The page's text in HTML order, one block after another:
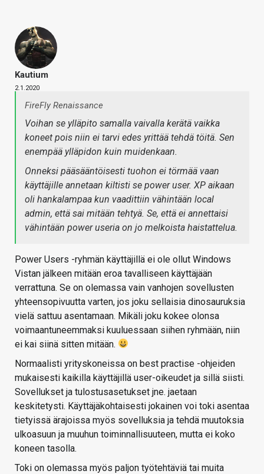
Kautium
2.1.2020
FireFly Renaissance
Voihan se ylläpito samalla vaivalla kerätä vaikka
koneet pois niin ei tarvi edes yrittää tehdä töitä. Sen
enempää ylläpidon kuin muidenkaan.
Onneksi pääsääntöisesti tuohon ei törmää vaan
käyttäjille annetaan kiltisti se power user. XP aikaan
oli hankalampaa kun vaadittiin vähintään local
admin, että sai mitään tehtyä. Se, että ei annettaisi
vähintään power useria on jo melkoista haistattelua.
Power Users -ryhmän käyttäjillä ei ole ollut Windows
Vistan jälkeen mitään eroa tavalliseen käyttäjään
verrattuna. Se on olemassa vain vanhojen sovellusten
yhteensopivuutta varten, jos joku sellaisia dinosauruksia
vielä sattuu asentamaan. Mikäli joku kokee olonsa
voimaantuneemmaksi kuuluessaan siihen ryhmään, niin
ei kai siinä sitten mitään.
Normaalisti yrityskoneissa on best practise -ohjeiden
mukaisesti kaikilla käyttäjillä user-oikeudet ja sillä siisti.
Sovellukset ja tulostusasetukset jne. jaetaan
keskitetysti. Käyttäjäkohtaisesti jokainen voi toki asentaa
tietyissä ärajoissa myös sovelluksia ja tehdä muutoksia
ulkoasuun ja muuhun toiminnallisuuteen, mutta ei koko
koneen tasolla.
Toki on olemassa myös paljon työtehtäviä tai muita